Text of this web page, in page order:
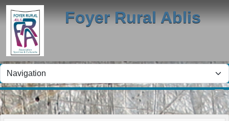
Foyer Rural Ablis
Panneau de gestion des cookies